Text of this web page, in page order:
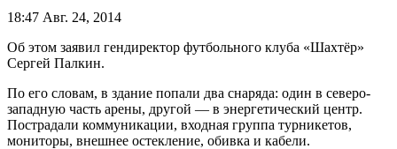
18:47 Авг. 24, 2014
Об этом заявил гендиректор футбольного клуба «Шахтёр»
Сергей Палкин.
По его словам, в здание попали два снаряда: один в северо-
западную часть арены, другой — в энергетический центр.
Пострадали коммуникации, входная группа турникетов,
мониторы, внешнее остекление, обивка и кабели.